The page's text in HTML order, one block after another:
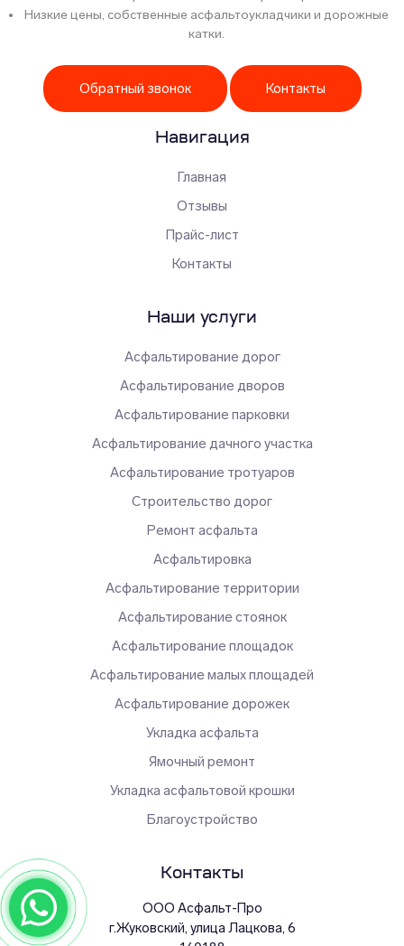
Низкие цены, собственные асфальтоукладчики и дорожные
катки.
Обратный звонок Контакты
Навигация
Главная
Отзывы
Прайс-лист
Контакты
Наши услуги
Асфальтирование дорог
Асфальтирование дворов
Асфальтирование парковки
Асфальтирование дачного участка
Асфальтирование тротуаров
Строительство дорог
Ремонт асфальта
Асфальтировка
Асфальтирование территории
Асфальтирование стоянок
Асфальтирование площадок
Асфальтирование малых площадей
Асфальтирование дорожек
Укладка асфальта
Ямочный ремонт
Укладка асфальтовой крошки
Благоустройство
Контакты
ООО Асфальт-Про
г.Жуковский, улица Лацкова, 6